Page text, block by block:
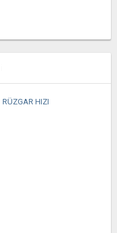
RÜZGAR HIZI